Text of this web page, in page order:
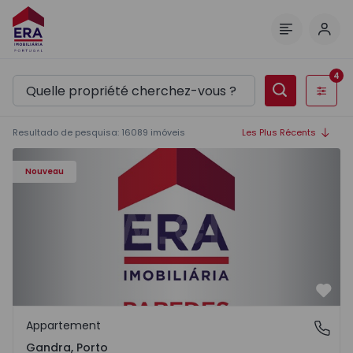
Filtres
4
Resultado de pesquisa: 16089 imóveis Les Plus Récents
Nouveau
Appartement T0 Paredes, Gandra - 1575265 - 1
Gandra, Porto
Appartement
Gandra, Porto